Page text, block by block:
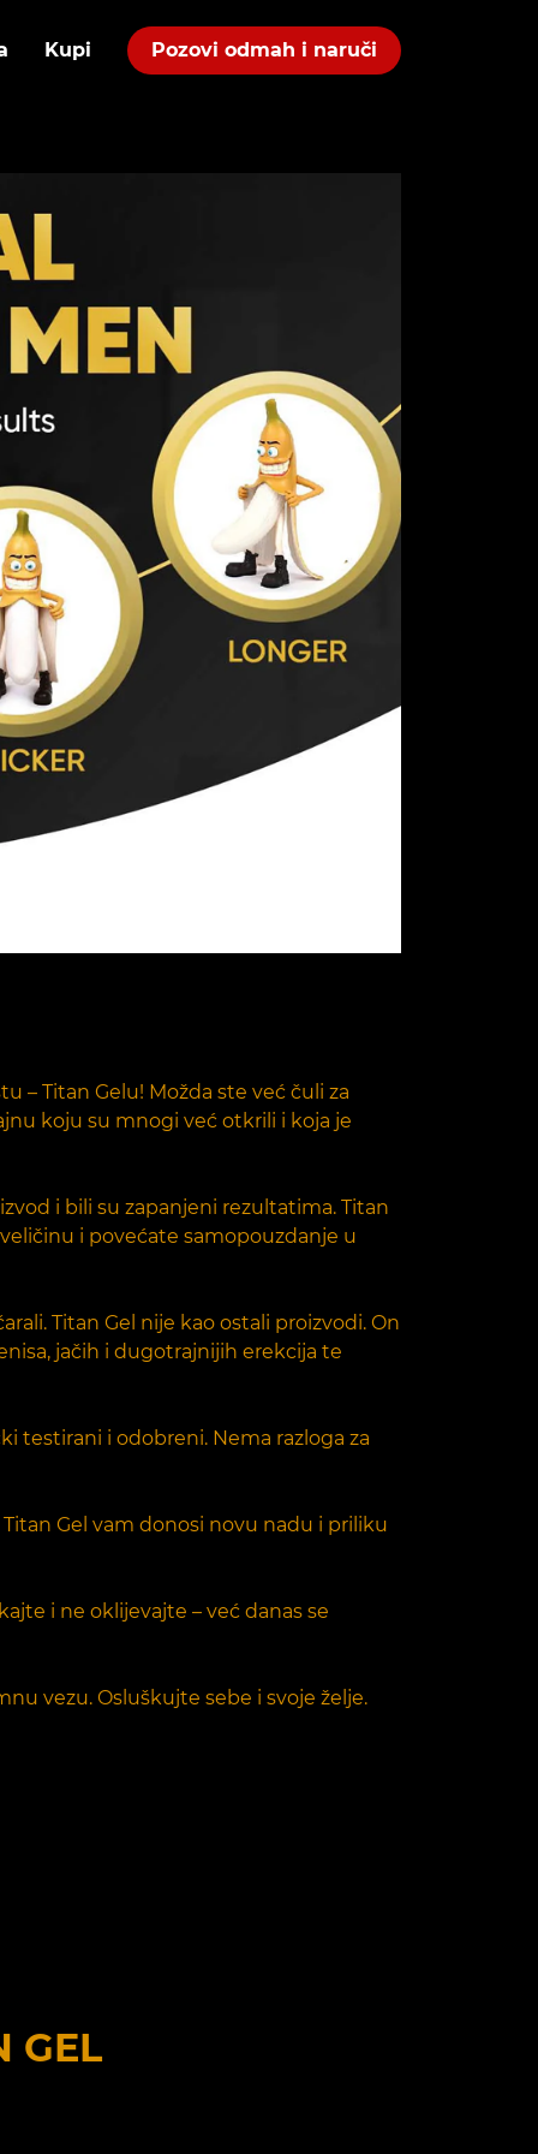
Kupi Pozovi odmah i naruči
– Titan Gelu! Možda ste već čuli za
koju su mnogi već otkrili i koja je
i bili su zapanjeni rezultatima. Titan
i povećate samopouzdanje u
Titan Gel nije kao ostali proizvodi. On
jačih i dugotrajnijih erekcija te
testirani i odobreni. Nema razloga za
Gel vam donosi novu nadu i priliku
i ne oklijevajte – već danas se
vezu. Osluškujte sebe i svoje želje.
GEL